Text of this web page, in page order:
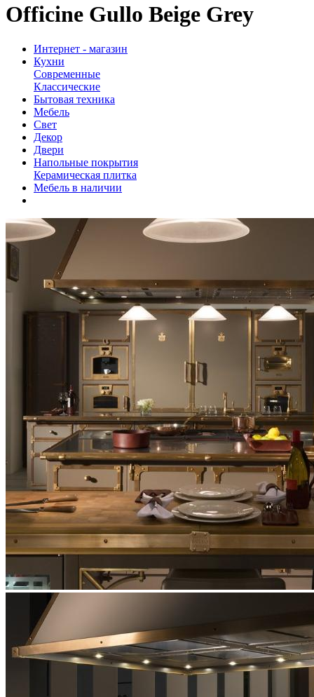
Officine Gullo Beige Grey
Интернет - магазин
Кухни
Современные
Классические
Бытовая техника
Мебель
Свет
Декор
Двери
Напольные покрытия
Керамическая плитка
Мебель в наличии